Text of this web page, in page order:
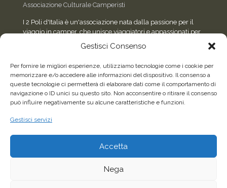
Gestisci Consenso
Per fornire le migliori esperienze, utilizziamo tecnologie come i cookie per
memorizzare e/o accedere alle informazioni del dispositivo. Il consenso a
queste tecnologie ci permetterà di elaborare dati come il comportamento di
navigazione o ID unici su questo sito. Non acconsentire o ritirare il consenso
può influire negativamente su alcune caratteristiche e funzioni.
Gestisci servizi
Accetta
Nega
Associazione Culturale Camperisti
I 2 Poli d'Italia è un'associazione nata dalla passione per il
viaggio in camper, che unisce viaggiatori e appassionati per
condividere esperienze, eventi e consigli sulla strada.
Seguici sui social
Facebook
WhatsApp
2026©Tutti i diritti riservati - Associazione Culturale
Camperisti "I 2 Poli d'Italia" - C.F. 96622150587 |